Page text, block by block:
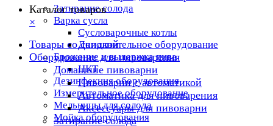
Затирание солода
Варка сусла
Cусловарочные котлы
Дополнительное оборудование
Брожение и выдержка пива
ЦКТ
Дезинфекция оборудования
Измерительное оборудование
Мельницы для солода
Мойка оборудования
Каталог товаров
×
Товары со скидкой
Оборудование для пивоварения
Домашние пивоварни
Пивоварни с автоматикой
Автоматика для пивоварения
Аксессуары для пивоварни
Затирание солода